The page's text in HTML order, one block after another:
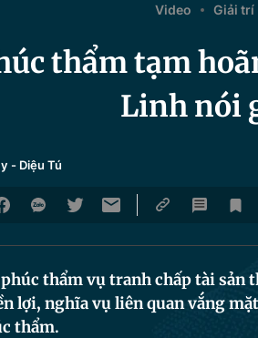
Video Giải trí
thẩm tạm
Linh nói
- Diệu Tú
thẩm vụ tranh chấp tài sản
lợi, nghĩa vụ liên quan vắng
thẩm.